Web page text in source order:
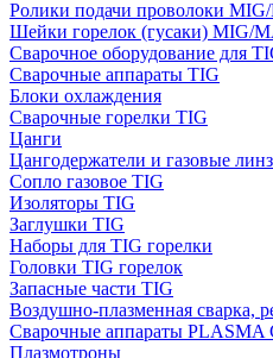
Ролики подачи проволоки
Шейки горелок (гусаки) MIG/
Сварочное оборудование для
Сварочные аппараты TIG
Блоки охлаждения
Сварочные горелки TIG
Цанги
Цангодержатели и газовые
Сопло газовое TIG
Изоляторы TIG
Заглушки TIG
Наборы для TIG горелки
Головки TIG горелок
Запасные части TIG
Воздушно-плазменная сварка,
Сварочные аппараты PLASMA
Плазмотроны